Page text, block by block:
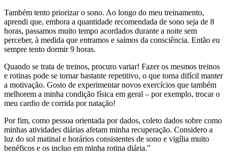
Também tento priorizar o sono. Ao longo do meu treinamento,
aprendi que, embora a quantidade recomendada de sono seja de 8
horas, passamos muito tempo acordados durante a noite sem
perceber, à medida que entramos e saímos da consciência. Então eu
sempre tento dormir 9 horas.
Quando se trata de treinos, procuro variar! Fazer os mesmos treinos
e rotinas pode se tornar bastante repetitivo, o que torna difícil manter
a motivação. Gosto de experimentar novos exercícios que também
melhorem a minha condição física em geral – por exemplo, trocar o
meu cardio de corrida por natação!
Por fim, como pessoa orientada por dados, coleto dados sobre como
minhas atividades diárias afetam minha recuperação. Considero a
luz do sol matinal e horários consistentes de sono e vigília muito
benéficos e os incluo em minha rotina diária."